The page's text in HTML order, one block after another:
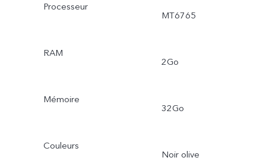
Processeur
MT6765
RAM
2Go
Mémoire
32Go
Couleurs
Noir olive